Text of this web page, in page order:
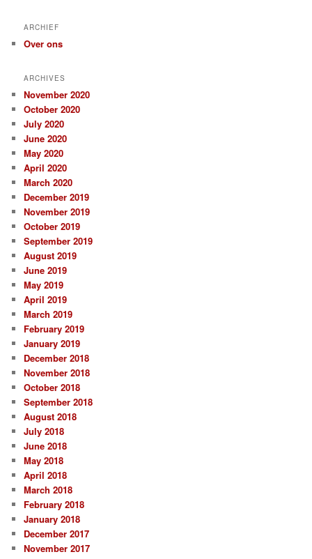
ARCHIEF
Over ons
ARCHIVES
November 2020
October 2020
July 2020
June 2020
May 2020
April 2020
March 2020
December 2019
November 2019
October 2019
September 2019
August 2019
June 2019
May 2019
April 2019
March 2019
February 2019
January 2019
December 2018
November 2018
October 2018
September 2018
August 2018
July 2018
June 2018
May 2018
April 2018
March 2018
February 2018
January 2018
December 2017
November 2017